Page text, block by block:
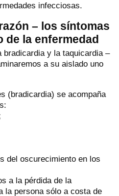
infecciosas.
– los síntomas
de la enfermedad
bradicardia y la taquicardia –
a su aislado uno
(bradicardia) se acompaña
del oscurecimiento en los
a la pérdida de la
la persona sólo a costa de